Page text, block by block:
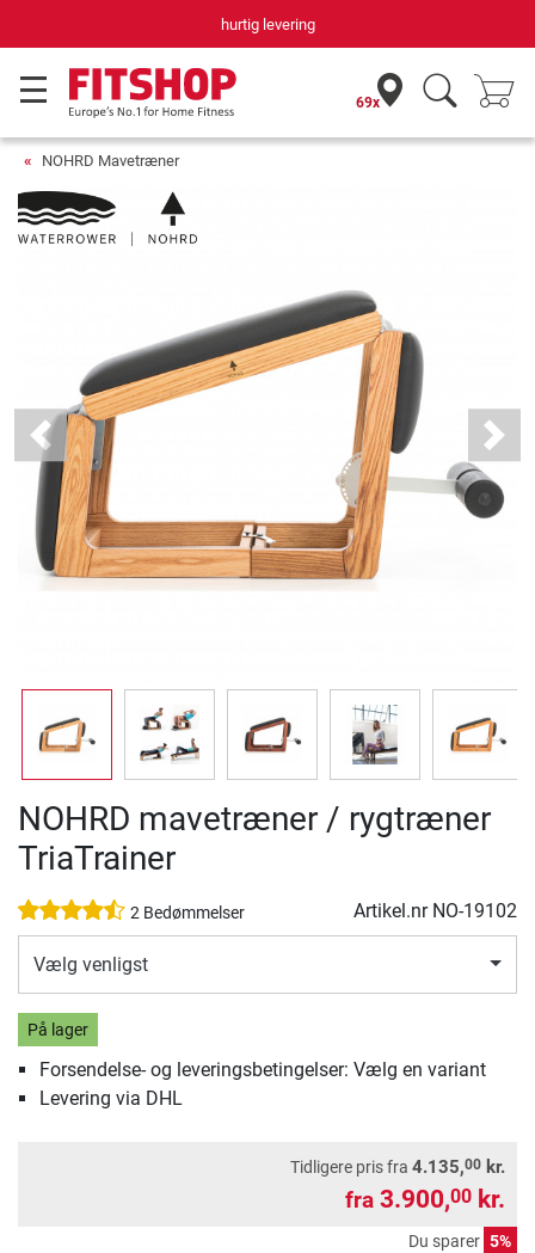
hurtig levering
69x
NOHRD Mavetræner
Previous Next
NOHRD mavetræner / rygtræner
TriaTrainer
2 Bedømmelser Artikel.nr NO-19102
Vælg venligst
På lager
Forsendelse- og leveringsbetingelser: Vælg en variant
Levering via DHL
Tidligere pris fra 4.135,00 kr.
fra 3.900,00 kr.
Du sparer 5%